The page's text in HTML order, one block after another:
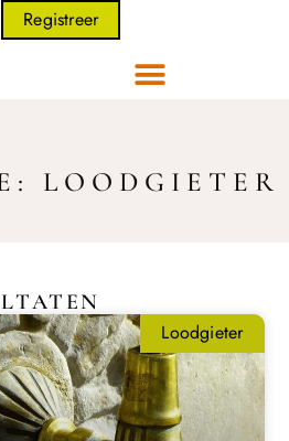
Registreer
LOODGIETER
Loodgieter